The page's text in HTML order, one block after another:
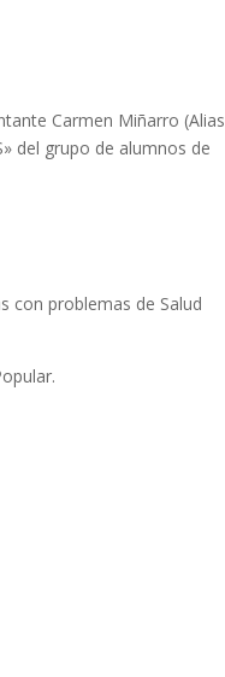
Carmen Miñarro (Alias
del grupo de alumnos de
con problemas de Salud